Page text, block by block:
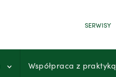
SERWISY
Współpraca z praktyką